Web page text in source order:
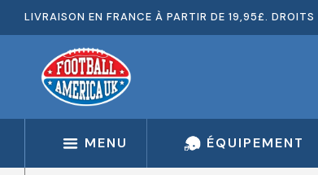
LIVRAISON EN FRANCE À PARTIR DE 19,95£.
MENU ÉQUIPEMENT